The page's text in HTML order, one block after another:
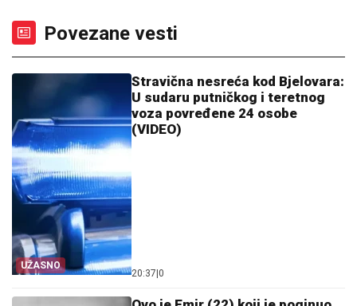
Povezane vesti
UŽASNO
Stravična nesreća kod Bjelovara:
U sudaru putničkog i teretnog
voza povređene 24 osobe
(VIDEO)
20:37|0